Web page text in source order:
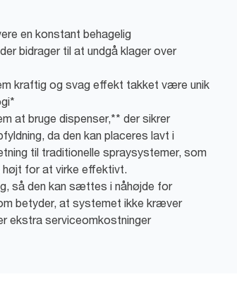
en konstant behagelig
bidrager til at undgå klager over
kraftig og svag effekt takket være unik
at bruge dispenser,** der sikrer
da den kan placeres lavt i
til traditionelle spraysystemer, som
for at virke effektivt.
så den kan sættes i nåhøjde for
betyder, at systemet ikke kræver
ekstra serviceomkostninger